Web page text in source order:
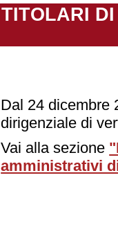
TITOLARI
Dal 24 dicembre
dirigenziale di
Vai alla sezione
amministrativi